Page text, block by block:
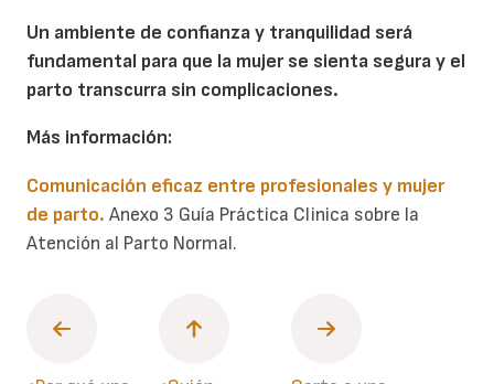
Un ambiente de confianza y tranquilidad será
fundamental para que la mujer se sienta segura y el
parto transcurra sin complicaciones.
Más información:
Comunicación eficaz entre profesionales y mujer
de parto. Anexo 3 Guía Práctica Clinica sobre la
Atención al Parto Normal.